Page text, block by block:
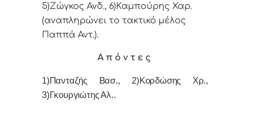
5)Ζώγκος Ανδ., 6)Καμπούρης Χαρ.
(αναπληρώνει το τακτικό μέλος
Παππά Αντ.).
Α π ό ν τ ε ς
1)Πανταζής Βασ., 2)Κορδώσης Χρ.,
3)Γκουργιώτης Αλ..